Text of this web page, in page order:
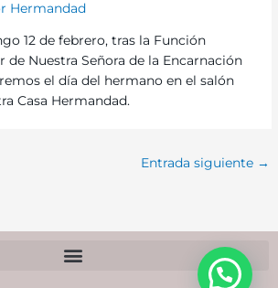
Hermandad
12 de febrero, tras la Función
de Nuestra Señora de la Encarnación
el día del hermano en el salón
Casa Hermandad.
Entrada siguiente →